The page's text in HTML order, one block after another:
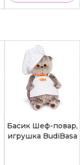
Басик Шеф-повар,
игрушка BudiBasa